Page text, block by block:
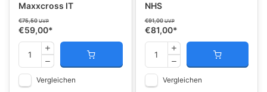
Maxxcross IT
€75,50 UVP
€59,00*
Vergleichen
NHS
€91,00 UVP
€81,00*
Vergleichen